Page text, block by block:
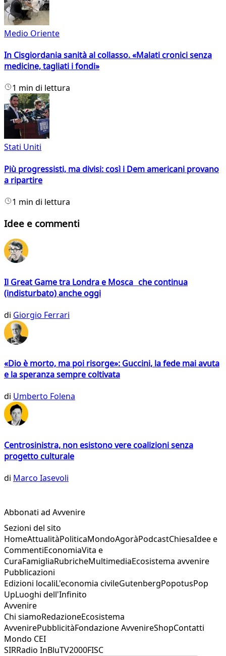
Medio Oriente
In Cisgiordania sanità al collasso. «Malati cronici senza
medicine, tagliati i fondi»
1 min di lettura
Stati Uniti
Più progressisti, ma divisi: così i Dem americani provano
a ripartire
1 min di lettura
Idee e commenti
Il Great Game tra Londra e Mosca che continua
(indisturbato) anche oggi
di Giorgio Ferrari
«Dio è morto, ma poi risorge»: Guccini, la fede mai avuta
e la speranza sempre coltivata
di Umberto Folena
Centrosinistra, non esistono vere coalizioni senza
progetto culturale
di Marco Iasevoli
Abbonati ad Avvenire
Sezioni del sito
HomeAttualitàPoliticaMondoAgoràPodcastChiesaIdee e
CommentiEconomiaVita e
CuraFamigliaRubricheMultimediaEcosistema avvenire
Pubblicazioni
Edizioni localiL'economia civileGutenbergPopotusPop
UpLuoghi dell'Infinito
Avvenire
Chi siamoRedazioneEcosistema
AvvenirePubblicitàFondazione AvvenireShopContatti
Mondo CEI
SIRRadio InBluTV2000FISC